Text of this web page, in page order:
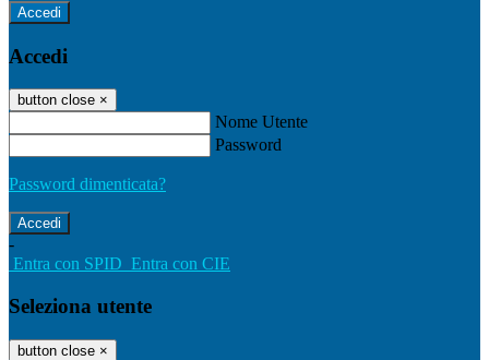
Accedi
Accedi
button close ×
Nome Utente
Password
Password dimenticata?
-
Entra con SPID Entra con CIE
Seleziona utente
button close ×